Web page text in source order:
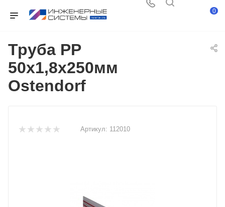
0
Труба PP
50х1,8х250мм
Ostendorf
Артикул: 112010